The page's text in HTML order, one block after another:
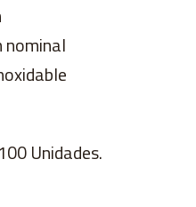
nominal
Unidades.